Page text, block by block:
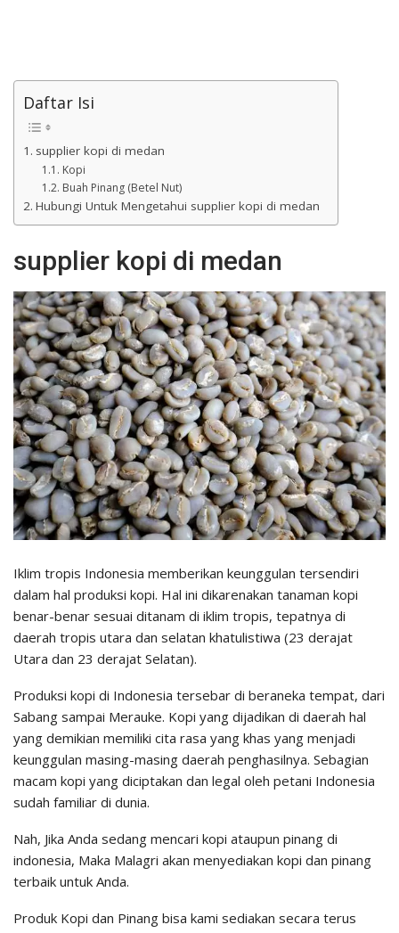
Daftar Isi
supplier kopi di medan
Kopi
Buah Pinang (Betel Nut)
Hubungi Untuk Mengetahui supplier kopi di medan
supplier kopi di medan
Iklim tropis Indonesia memberikan keunggulan tersendiri
dalam hal produksi kopi. Hal ini dikarenakan tanaman kopi
benar-benar sesuai ditanam di iklim tropis, tepatnya di
daerah tropis utara dan selatan khatulistiwa (23 derajat
Utara dan 23 derajat Selatan).
Produksi kopi di Indonesia tersebar di beraneka tempat, dari
Sabang sampai Merauke. Kopi yang dijadikan di daerah hal
yang demikian memiliki cita rasa yang khas yang menjadi
keunggulan masing-masing daerah penghasilnya. Sebagian
macam kopi yang diciptakan dan legal oleh petani Indonesia
sudah familiar di dunia.
Nah, Jika Anda sedang mencari kopi ataupun pinang di
indonesia, Maka Malagri akan menyediakan kopi dan pinang
terbaik untuk Anda.
Produk Kopi dan Pinang bisa kami sediakan secara terus